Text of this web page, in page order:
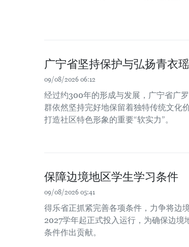
广宁省坚持保护与弘扬青衣
09/08/2026 06:12
经过约300年的形成与发展，广宁省广
群依然坚持完好地保留着独特传统文化
打造社区特色形象的重要“软实力”。
保障边境地区学生学习条件
09/08/2026 05:41
得乐省正抓紧完善各项条件，力争将边
2027学年起正式投入运行，为确保边
条件作出贡献。